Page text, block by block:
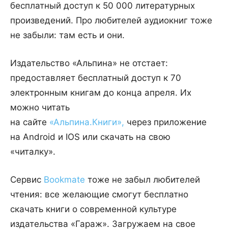
бесплатный доступ к 50 000 литературных
произведений. Про любителей аудиокниг тоже
не забыли: там есть и они.
Издательство «Альпина» не отстает:
предоставляет бесплатный доступ к 70
электронным книгам до конца апреля. Их
можно читать
на сайте «Альпина.Книги», через приложение
на Android и IOS или скачать на свою
«читалку».
Сервис Bookmate тоже не забыл любителей
чтения: все желающие смогут бесплатно
скачать книги о современной культуре
издательства «Гараж». Загружаем на свое